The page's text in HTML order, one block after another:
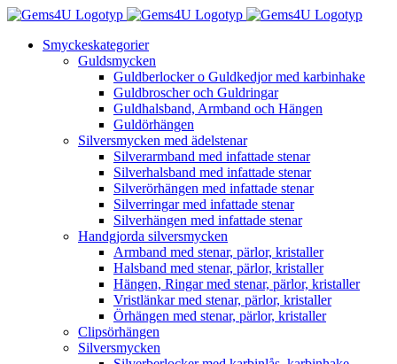
Fortsätt
innehålletSmyckeskategorier
Guldsmycken
Guldberlocker o Guldkedjor med karbinhake
Guldbroscher och Guldringar
Guldhalsband, Armband och Hängen
Guldörhängen
Silversmycken med ädelstenar
Silverarmband med infattade stenar
Silverhalsband med infattade stenar
Silverörhängen med infattade stenar
Silverringar med infattade stenar
Silverhängen med infattade stenar
Handgjorda silversmycken
Armband med stenar, pärlor, kristaller
Halsband med stenar, pärlor, kristaller
Hängen, Ringar med stenar, pärlor, kristaller
Vristlänkar med stenar, pärlor, kristaller
Örhängen med stenar, pärlor, kristaller
Clipsörhängen
Silversmycken